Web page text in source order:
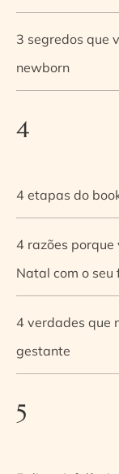
3 segredos que
newborn
4
4 etapas do
4 razões porque
Natal com o seu
4 verdades que
gestante
5